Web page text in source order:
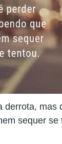
derrota, mas
sequer se